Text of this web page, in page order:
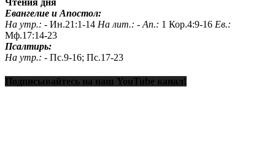
Евангелие и Апостол:
На утр.: - Ин.21:1-14 На лит.: - Ап.: 1 Кор.4:9-16 Ев.:
Мф.17:14-23
Псалтирь:
На утр.: - Пс.9-16; Пс.17-23
Подписывайтесь на наш YouTube канал!